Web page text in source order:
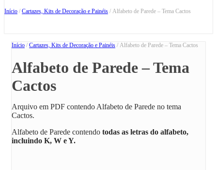
Início / Cartazes, Kits de Decoração e Painéis / Alfabeto de Parede – Tema Cactos
Início / Cartazes, Kits de Decoração e Painéis / Alfabeto de Parede – Tema Cactos
Alfabeto de Parede – Tema
Cactos
Arquivo em PDF contendo Alfabeto de Parede no tema
Cactos.
Alfabeto de Parede contendo todas as letras do alfabeto,
incluindo K, W e Y.